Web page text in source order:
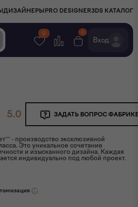
ДИЗАЙНЕРЫ PRO DESIGNER3DS КАТАЛОГ
0 0
Вход
5.0 ЗАДАТЬ ВОПРОС
- производство эксклюзивной
Это уникальное сочетание
и изысканного дизайна. Каждая
индивидуально под любой проект.